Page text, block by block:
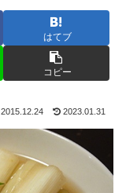
はてブ
コピー
2015.12.24 2023.01.31